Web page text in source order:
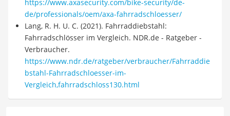
https://www.axasecurity.com/bike-security/de-
de/professionals/oem/axa-fahrradschloesser/
Lang, R. H. U. C. (2021). Fahrraddiebstahl:
Fahrradschlösser im Vergleich. NDR.de - Ratgeber -
Verbraucher.
https://www.ndr.de/ratgeber/verbraucher/Fahrraddie
bstahl-Fahrradschloesser-im-
Vergleich,fahrradschloss130.html